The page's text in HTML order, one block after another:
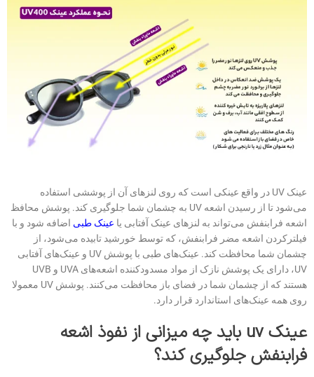
عینک UV در واقع عینکی است که روی لنزهای آن از پوششی استفاده
می‌شود تا از رسیدن اشعه UV به چشمان شما جلوگیری کند. پوشش محافظ
اشعه فرابنفش می‌تواند به لنزهای عینک آفتابی یا عینک طبی اضافه ‌شود و با
فیلترکردن اشعه مضر فرابنفش، که توسط خورشید تابیده می‌شود، از
چشمان شما محافظت کند. عینک‌های طبی با پوشش UV و عینک‌های آفتابی
UV، دارای یک پوشش نازک از مواد مسدودکننده اشعه‌های UVA و UVB
هستند که از چشمان شما در فضای باز محافظت می‌کنند. پوشش UV معمولا
روی همه عینک‌های استاندارد قرار دارد.
عینکuv باید چه میزانی از نفوذ اشعه
فرابنفش جلوگیری کند؟